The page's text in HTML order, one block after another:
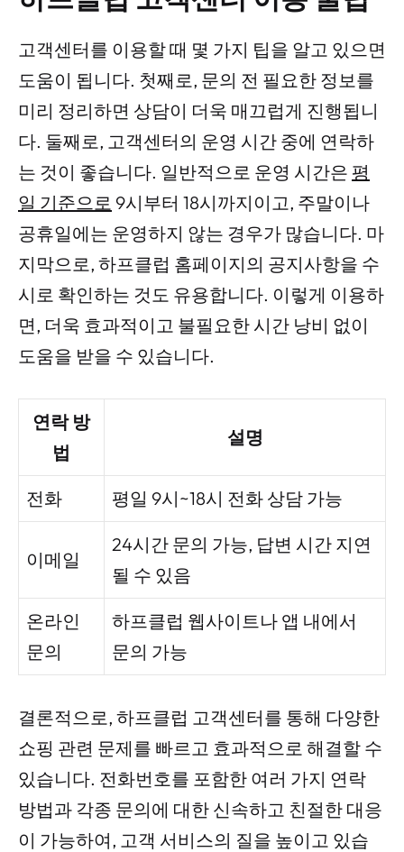
고객센터를 이용할 때 몇 가지 팁을 알고 있으면
도움이 됩니다. 첫째로, 문의 전 필요한 정보를
미리 정리하면 상담이 더욱 매끄럽게 진행됩니
다. 둘째로, 고객센터의 운영 시간 중에 연락하
는 것이 좋습니다. 일반적으로 운영 시간은 평
일 기준으로 9시부터 18시까지이고, 주말이나
공휴일에는 운영하지 않는 경우가 많습니다. 마
지막으로, 하프클럽 홈페이지의 공지사항을 수
시로 확인하는 것도 유용합니다. 이렇게 이용하
면, 더욱 효과적이고 불필요한 시간 낭비 없이
도움을 받을 수 있습니다.
연락 방
법
설명
전화 평일 9시~18시 전화 상담 가능
이메일
24시간 문의 가능, 답변 시간 지연
될 수 있음
온라인
문의
하프클럽 웹사이트나 앱 내에서
문의 가능
결론적으로, 하프클럽 고객센터를 통해 다양한
쇼핑 관련 문제를 빠르고 효과적으로 해결할 수
있습니다. 전화번호를 포함한 여러 가지 연락
방법과 각종 문의에 대한 신속하고 친절한 대응
이 가능하여, 고객 서비스의 질을 높이고 있습